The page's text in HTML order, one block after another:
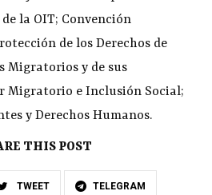
la OIT; Convención
de los Derechos de
Migratorios y de sus
Migratorio e Inclusión Social;
y Derechos Humanos.
THIS POST
TWEET TELEGRAM